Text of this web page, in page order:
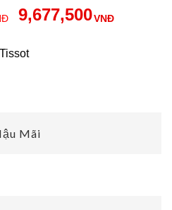
9,677,500VNĐ
Tissot
Mãi